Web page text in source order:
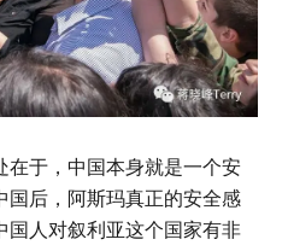
于，中国本身就是一个安
国后，阿斯玛真正的安全感
国人对叙利亚这个国家有非